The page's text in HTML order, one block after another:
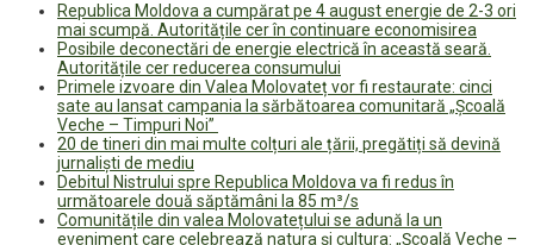
Republica Moldova a cumpărat pe 4 august energie de 2-3 ori
mai scumpă. Autoritățile cer în continuare economisirea
Posibile deconectări de energie electrică în această seară.
Autoritățile cer reducerea consumului
Primele izvoare din Valea Molovateț vor fi restaurate: cinci
sate au lansat campania la sărbătoarea comunitară „Școală
Veche – Timpuri Noi”
20 de tineri din mai multe colțuri ale țării, pregătiți să devină
jurnaliști de mediu
Debitul Nistrului spre Republica Moldova va fi redus în
următoarele două săptămâni la 85 m³/s
Comunitățile din valea Molovatețului se adună la un
eveniment care celebrează natura și cultura: „Școală Veche –